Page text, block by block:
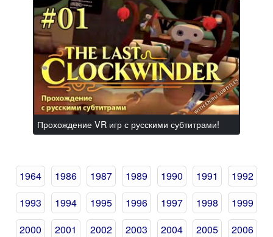
Прохождение VR игр с русскими субтитрами!
1964 1986 1987 1989 1990 1991
1992
1993
1994 1995 1996 1997 1998
1999
2000
2001 2002 2003 2004 2005
2006